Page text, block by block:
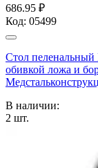
686.95 ₽
Код: 05499
Стол
обивкой ложа и
В наличии:
2 шт.